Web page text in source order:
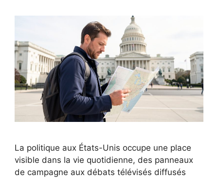
La politique aux États-Unis occupe une place
visible dans la vie quotidienne, des panneaux
de campagne aux débats télévisés diffusés